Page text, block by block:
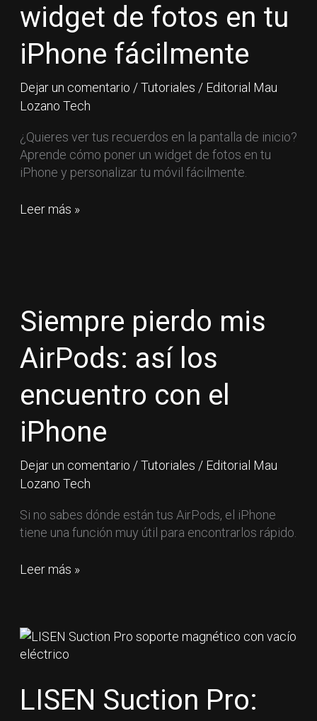
widget de fotos en tu
iPhone fácilmente
Dejar un comentario /Tutoriales / Editorial Mau
Lozano Tech
¿Quieres ver tus recuerdos en la pantalla de inicio?
Aprende cómo poner un widget de fotos en tu
iPhone y personalizar tu móvil fácilmente.
fotos
en
fácilmente
Leer más »
Siempre pierdo mis
AirPods: así los
encuentro con el
iPhone
Dejar un comentario /Tutoriales / Editorial Mau
Lozano Tech
Si no sabes dónde están tus AirPods, el iPhone
tiene una función muy útil para encontrarlos rápido.
mis
AirPods:
así
los
con
iPhone
Leer más »
LISEN Suction Pro:
LISEN
Suction
así
funciona